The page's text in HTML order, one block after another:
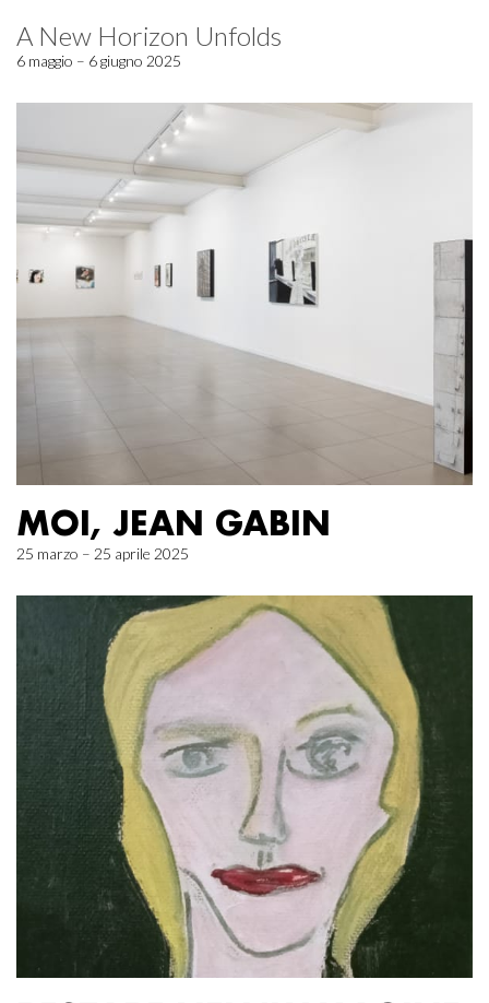
A New Horizon Unfolds
6 maggio – 6 giugno 2025
MOI, JEAN GABIN
25 marzo – 25 aprile 2025